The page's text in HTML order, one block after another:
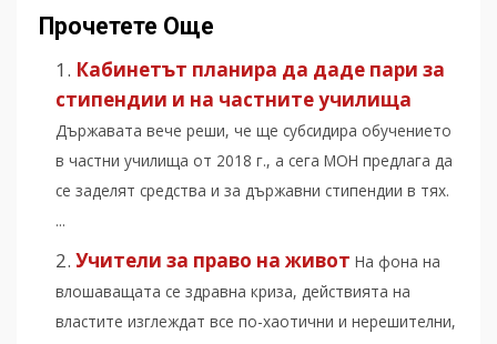
Прочетете Още
Кабинетът планира да даде пари за
стипендии и на частните училища
Държавата вече реши, че ще субсидира обучението
в частни училища от 2018 г., а сега МОН предлага да
се заделят средства и за държавни стипендии в тях.
...
Учители за право на живот На фона на
влошаващата се здравна криза, действията на
властите изглеждат все по-хаотични и нерешителни,